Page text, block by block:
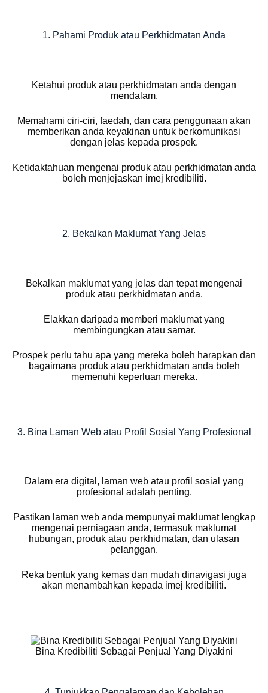
1. Pahami Produk atau Perkhidmatan Anda
Ketahui produk atau perkhidmatan anda dengan
mendalam.
Memahami ciri-ciri, faedah, dan cara penggunaan akan
memberikan anda keyakinan untuk berkomunikasi
dengan jelas kepada prospek.
Ketidaktahuan mengenai produk atau perkhidmatan anda
boleh menjejaskan imej kredibiliti.
2. Bekalkan Maklumat Yang Jelas
Bekalkan maklumat yang jelas dan tepat mengenai
produk atau perkhidmatan anda.
Elakkan daripada memberi maklumat yang
membingungkan atau samar.
Prospek perlu tahu apa yang mereka boleh harapkan dan
bagaimana produk atau perkhidmatan anda boleh
memenuhi keperluan mereka.
3. Bina Laman Web atau Profil Sosial Yang Profesional
Dalam era digital, laman web atau profil sosial yang
profesional adalah penting.
Pastikan laman web anda mempunyai maklumat lengkap
mengenai perniagaan anda, termasuk maklumat
hubungan, produk atau perkhidmatan, dan ulasan
pelanggan.
Reka bentuk yang kemas dan mudah dinavigasi juga
akan menambahkan kepada imej kredibiliti.
Bina Kredibiliti Sebagai Penjual Yang Diyakini